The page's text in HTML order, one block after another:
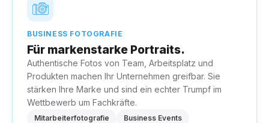
BUSINESS FOTOGRAFIE
Für markenstarke Portraits.
Authentische Fotos von Team, Arbeitsplatz und
Produkten machen Ihr Unternehmen greifbar. Sie
stärken Ihre Marke und sind ein echter Trumpf im
Wettbewerb um Fachkräfte.
Mitarbeiterfotografie Business Events